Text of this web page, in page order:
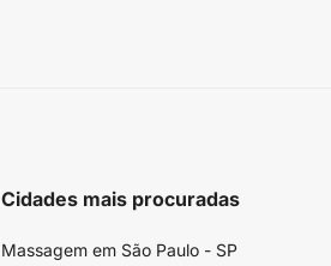
Cidades mais procuradas
Massagem em São Paulo - SP